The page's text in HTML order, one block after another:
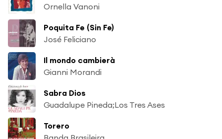
Ornella Vanoni
Poquita Fe (Sin Fe)
José Feliciano
Il mondo cambierà
Gianni Morandi
Sabra Dios
Guadalupe Pineda;Los Tres Ases
Torero